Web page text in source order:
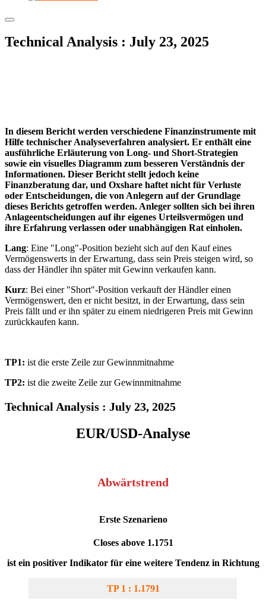
Technical Analysis : July 23, 2025
In diesem Bericht werden verschiedene Finanzinstrumente mit
Hilfe technischer Analyseverfahren analysiert. Er enthält eine
ausführliche Erläuterung von Long- und Short-Strategien
sowie ein visuelles Diagramm zum besseren Verständnis der
Informationen. Dieser Bericht stellt jedoch keine
Finanzberatung dar, und Oxshare haftet nicht für Verluste
oder Entscheidungen, die von Anlegern auf der Grundlage
dieses Berichts getroffen werden. Anleger sollten sich bei ihren
Anlageentscheidungen auf ihr eigenes Urteilsvermögen und
ihre Erfahrung verlassen oder unabhängigen Rat einholen.
Lang: Eine "Long"-Position bezieht sich auf den Kauf eines
Vermögenswerts in der Erwartung, dass sein Preis steigen wird, so
dass der Händler ihn später mit Gewinn verkaufen kann.
Kurz: Bei einer "Short"-Position verkauft der Händler einen
Vermögenswert, den er nicht besitzt, in der Erwartung, dass sein
Preis fällt und er ihn später zu einem niedrigeren Preis mit Gewinn
zurückkaufen kann.
TP1: ist die erste Zeile zur Gewinnmitnahme
TP2: ist die zweite Zeile zur Gewinnmitnahme
Technical Analysis : July 23, 2025
EUR/USD-Analyse
Abwärtstrend
Erste Szenarieno
Closes above 1.1751
ist ein positiver Indikator für eine weitere Tendenz in Richtung
TP 1 : 1.1791